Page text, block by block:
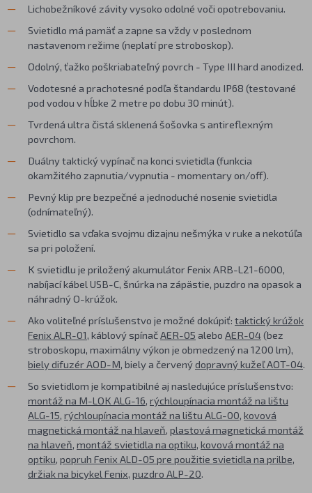
Lichobežníkové závity vysoko odolné voči opotrebovaniu.
Svietidlo má pamäť a zapne sa vždy v poslednom
nastavenom režime (neplatí pre stroboskop).
Odolný, ťažko poškriabateľný povrch - Type III hard anodized.
Vodotesné a prachotesné podľa štandardu IP68 (testované
pod vodou v hĺbke 2 metre po dobu 30 minút).
Tvrdená ultra čistá sklenená šošovka s antireflexným
povrchom.
Duálny taktický vypínač na konci svietidla (funkcia
okamžitého zapnutia/vypnutia - momentary on/off).
Pevný klip pre bezpečné a jednoduché nosenie svietidla
(odnímateľný).
Svietidlo sa vďaka svojmu dizajnu nešmýka v ruke a nekotúľa
sa pri položení.
K svietidlu je priložený akumulátor Fenix ARB-L21-6000,
nabíjací kábel USB-C, šnúrka na zápästie, puzdro na opasok a
náhradný O-krúžok.
Ako voliteľné príslušenstvo je možné dokúpiť: taktický krúžok
Fenix ALR-01, káblový spínačAER-05 alebo AER-04(bez
stroboskopu, maximálny výkon je obmedzený na 1200 lm),
biely difuzér AOD-M, biely a červenýdopravný kužeľ AOT-04.
So svietidlom je kompatibilné aj nasledujúce príslušenstvo:
montáž na M-LOK ALG-16, rýchloupínacia montáž na lištu
ALG-15, rýchloupínacia montáž na lištu ALG-00, kovová
magnetická montáž na hlaveň, plastová magnetická montáž
na hlaveň, montáž svietidla na optiku, kovová montáž na
optiku, popruh Fenix ALD-05 pre použitie svietidla na prilbe,
držiak na bicykel Fenix, puzdro ALP-20.